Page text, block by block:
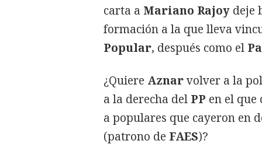
carta a Mariano Rajoy deje
formación a la que lleva
Popular, después como el
¿Quiere Aznarvolver a la
a la derecha del PP en el que
a populares que cayeron en
(patrono de FAES)?